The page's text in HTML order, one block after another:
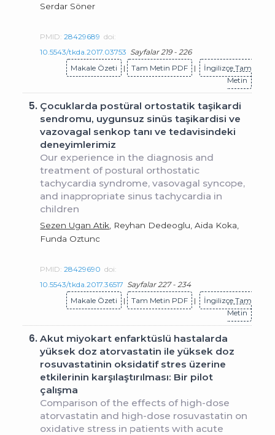
Serdar Söner
PMID:28429689 doi:
10.5543/tkda.2017.03753 Sayfalar 219 - 226
Makale Özeti
| Tam Metin PDF |
İngilizce Tam
Metin
5. Çocuklarda postüral ortostatik taşikardi
sendromu, uygunsuz sinüs taşikardisi ve
vazovagal senkop tanı ve tedavisindeki
deneyimlerimiz
Our experience in the diagnosis and
treatment of postural orthostatic
tachycardia syndrome, vasovagal syncope,
and inappropriate sinus tachycardia in
children
Sezen Ugan Atik , Reyhan Dedeoglu, Aida Koka,
Funda Oztunc
PMID:28429690 doi:
10.5543/tkda.2017.36517 Sayfalar 227 - 234
Makale Özeti
| Tam Metin PDF |
İngilizce Tam
Metin
6.Akut miyokart enfarktüslü hastalarda
yüksek doz atorvastatin ile yüksek doz
rosuvastatinin oksidatif stres üzerine
etkilerinin karşılaştırılması: Bir pilot
çalışma
Comparison of the effects of high-dose
atorvastatin and high-dose rosuvastatin on
oxidative stress in patients with acute